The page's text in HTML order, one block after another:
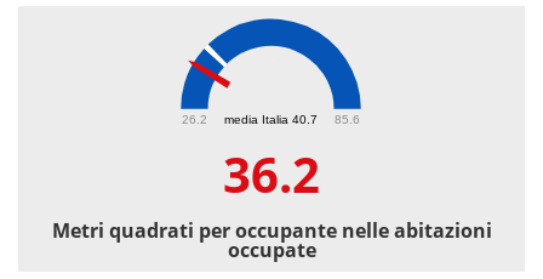
media Italia 40.7
26.2 85.6
36.2
Metri quadrati per occupante nelle abitazioni
occupate